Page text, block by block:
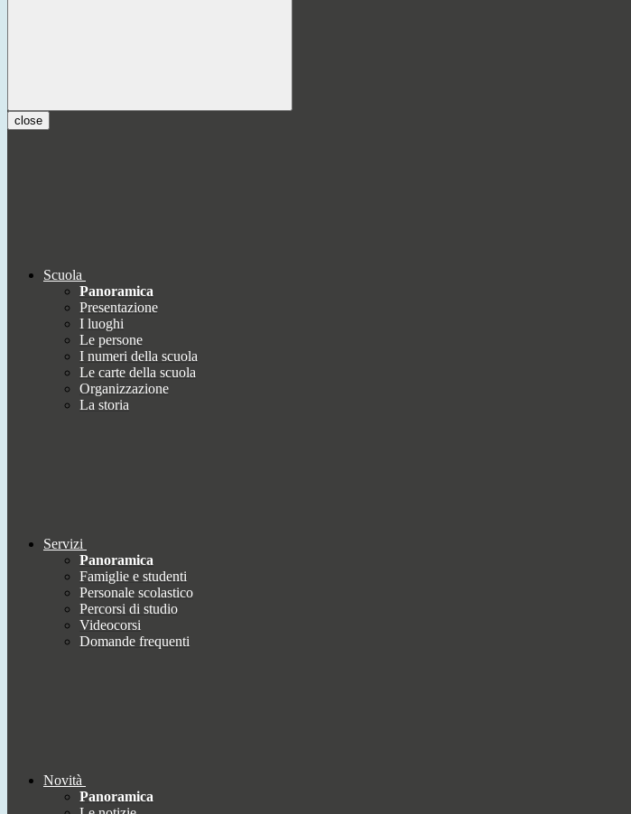
close
Scuola
Panoramica
Presentazione
I luoghi
Le persone
I numeri della scuola
Le carte della scuola
Organizzazione
La storia
Servizi
Panoramica
Famiglie e studenti
Personale scolastico
Percorsi di studio
Videocorsi
Domande frequenti
Novità
Panoramica